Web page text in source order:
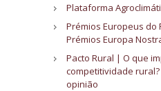
Plataforma
Prémios Europeus do
Prémios Europa
Pacto Rural | O que
competitividade
opinião